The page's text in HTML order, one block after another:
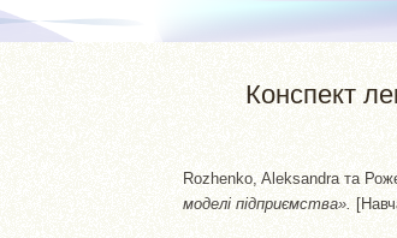
Конспект
Rozhenko, Aleksandra та
моделі підприємства».